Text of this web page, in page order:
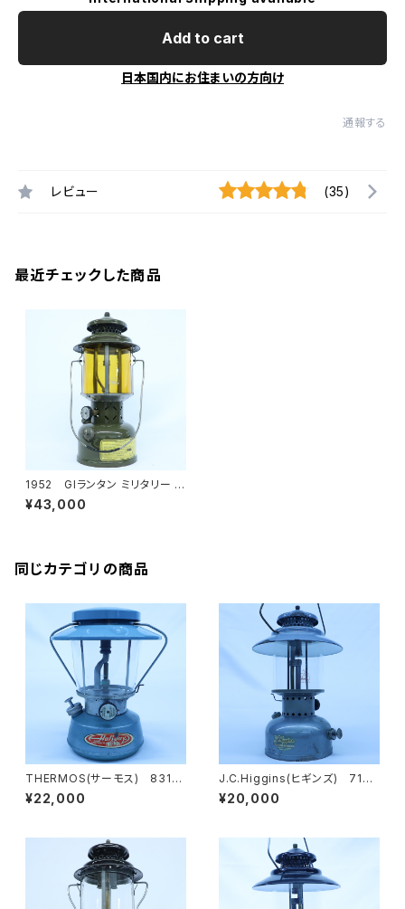
Add to cart
日本国内にお住まいの方向け
通報する
レビュー (35)
最近チェックした商品
1952 GIランタン ミリタリー ス
トレートグローブ イエローグロ
ーブ ヴィンテージランタン C
¥43,000
同じカテゴリの商品
THERMOS(サーモス) 8312
ブルー ヴィンテージランタン
¥22,000
J.C.Higgins(ヒギンズ) 710
74011 状態悪い ブルーグリ
ーン ヴィンテージランタン
¥20,000